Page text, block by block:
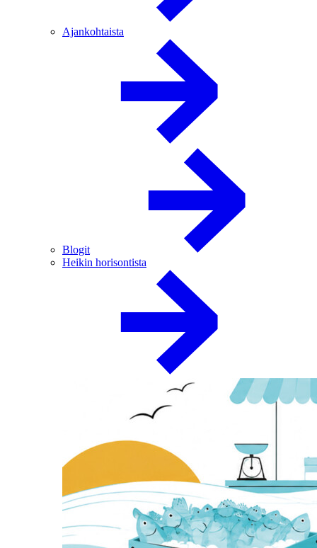
Ajankohtaista
Blogit
Heikin horisontista